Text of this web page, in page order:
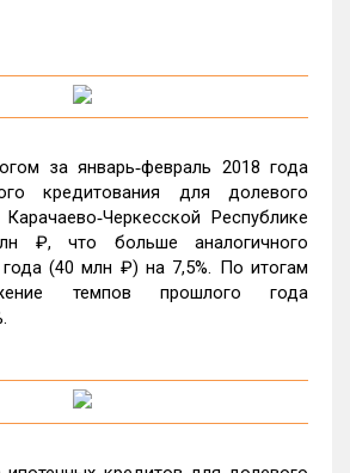
за январь‑февраль 2018 года
кредитования для долевого
Республике
₽, что больше аналогичного
года (40 млн ₽) на 7,5%. По итогам
темпов прошлого года